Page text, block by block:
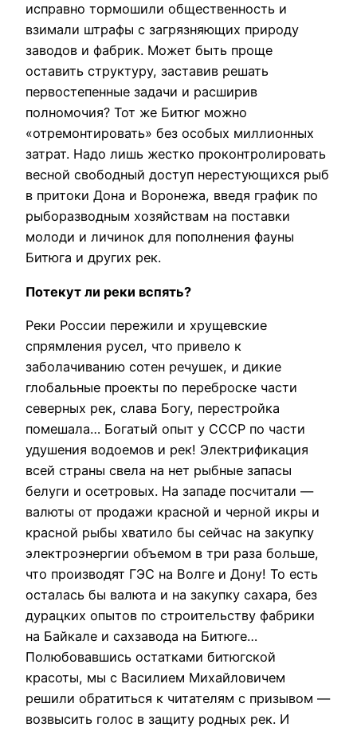
исправно тормошили общественность и
взимали штрафы с загрязняющих природу
заводов и фабрик. Может быть проще
оставить структуру, заставив решать
первостепенные задачи и расширив
полномочия? Тот же Битюг можно
«отремонтировать» без особых миллионных
затрат. Надо лишь жестко проконтролировать
весной свободный доступ нерестующихся рыб
в притоки Дона и Воронежа, введя график по
рыборазводным хозяйствам на поставки
молоди и личинок для пополнения фауны
Битюга и других рек.
Потекут ли реки вспять?
Реки России пережили и хрущевские
спрямления русел, что привело к
заболачиванию сотен речушек, и дикие
глобальные проекты по переброске части
северных рек, слава Богу, перестройка
помешала… Богатый опыт у СССР по части
удушения водоемов и рек! Электрификация
всей страны свела на нет рыбные запасы
белуги и осетровых. На западе посчитали —
валюты от продажи красной и черной икры и
красной рыбы хватило бы сейчас на закупку
электроэнергии объемом в три раза больше,
что производят ГЭС на Волге и Дону! То есть
осталась бы валюта и на закупку сахара, без
дурацких опытов по строительству фабрики
на Байкале и сахзавода на Битюге…
Полюбовавшись остатками битюгской
красоты, мы с Василием Михайловичем
решили обратиться к читателям с призывом —
возвысить голос в защиту родных рек. И